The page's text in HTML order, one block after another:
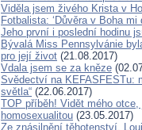
Viděla jsem živého Krista v
Fotbalista: ‘Důvěra v Boha mi
Jeho první i poslední hodinu
Bývalá Miss Pennsylvánie
pro její život (21.08.2017)
Vdala jsem se za kněze
Svědectví na KEFASFESTu:
světla“ (22.06.2017)
TOP příběh! Vidět mého
homosexualitou (23.05.2017)
Ze znásilnění těhotenství.